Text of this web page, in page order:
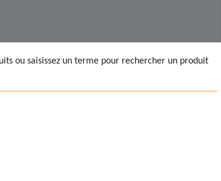
ou saisissez un terme pour rechercher un produit